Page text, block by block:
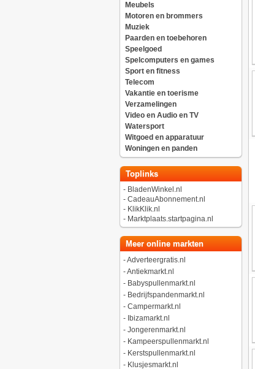
Meubels
Motoren en brommers
Muziek
Paarden en toebehoren
Speelgoed
Spelcomputers en games
Sport en fitness
Telecom
Vakantie en toerisme
Verzamelingen
Video en Audio en TV
Watersport
Witgoed en apparatuur
Woningen en panden
Toplinks
- BladenWinkel.nl
- CadeauAbonnement.nl
- KlikKlik.nl
- Marktplaats.startpagina.nl
Meer online markten
-Adverteergratis.nl
-Antiekmarkt.nl
- Babyspullenmarkt.nl
- Bedrijfspandenmarkt.nl
- Campermarkt.nl
- Ibizamarkt.nl
- Jongerenmarkt.nl
- Kampeerspullenmarkt.nl
- Kerstspullenmarkt.nl
- Klusjesmarkt.nl